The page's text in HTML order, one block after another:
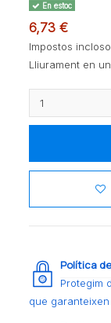
En estoc
6,73 €
Impostos
Lliurament en
Política
Protegim
que